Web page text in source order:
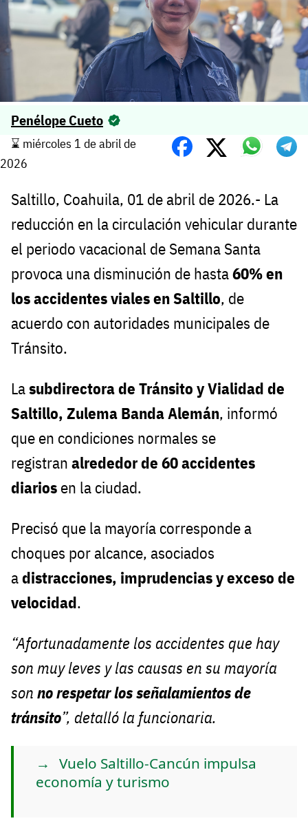
Penélope Cueto
⌛️ miércoles 1 de abril de
2026
Saltillo, Coahuila, 01 de abril de 2026.- La
reducción en la circulación vehicular durante
el periodo vacacional de Semana Santa
provoca una disminución de hasta60% en
los accidentes viales en Saltillo, de
acuerdo con autoridades municipales de
Tránsito.
Lasubdirectora de Tránsito y Vialidad de
Saltillo, Zulema Banda Alemán, informó
que en condiciones normales se
registran alrededor de 60 accidentes
diarios en la ciudad.
Precisó que la mayoría corresponde a
choques por alcance, asociados
adistracciones, imprudencias y exceso de
velocidad.
“Afortunadamente los accidentes que hay
son muy leves y las causas en su mayoría
son no respetar los señalamientos de
tránsito”, detalló la funcionaria.
Vuelo Saltillo-Cancún impulsa
economía y turismo